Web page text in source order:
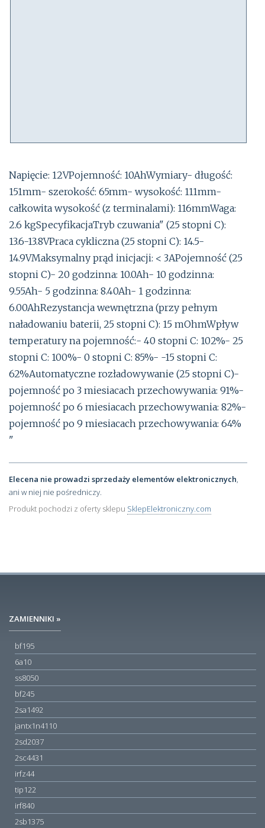
Napięcie: 12VPojemność: 10AhWymiary- długość:
151mm- szerokość: 65mm- wysokość: 111mm-
całkowita wysokość (z terminalami): 116mmWaga:
2.6 kgSpecyfikacjaTryb czuwania" (25 stopni C):
13.6-13.8VPraca cykliczna (25 stopni C): 14.5-
14.9VMaksymalny prąd inicjacji: < 3APojemność (25
stopni C)- 20 godzinna: 10.0Ah- 10 godzinna:
9.55Ah- 5 godzinna: 8.40Ah- 1 godzinna:
6.00AhRezystancja wewnętrzna (przy pełnym
naładowaniu baterii, 25 stopni C): 15 mOhmWpływ
temperatury na pojemność:- 40 stopni C: 102%- 25
stopni C: 100%- 0 stopni C: 85%- -15 stopni C:
62%Automatyczne rozładowywanie (25 stopni C)-
pojemność po 3 miesiacach przechowywania: 91%-
pojemność po 6 miesiacach przechowywania: 82%-
pojemność po 9 miesiacach przechowywania: 64%
"
Elecena nie prowadzi sprzedaży elementów elektronicznych
ani w niej nie pośredniczy.
Produkt pochodzi z oferty sklepu SklepElektroniczny.com
ZAMIENNIKI »
bf195
6a10
ss8050
bf245
2sa1492
jantx1n4110
2sd2037
2sc4431
irfz44
tip122
irf840
2sb1375